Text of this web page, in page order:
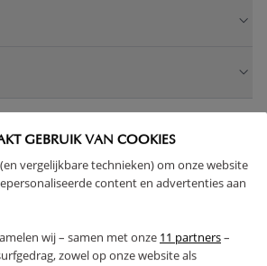
GEBRUIK VAN COOKIES
vergelijkbare technieken) om onze website
content en advertenties aan
wij – samen met onze 11 partners–
zowel op onze website als
UIT DE VOLGENDE
PRODUCTEN